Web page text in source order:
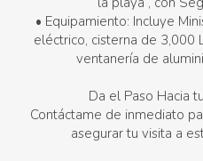
• Equipamiento: Incluye
eléctrico, cisterna de 3,000
ventanería de
Da el Paso Hacia
Contáctame de inmediato
asegurar tu visita a